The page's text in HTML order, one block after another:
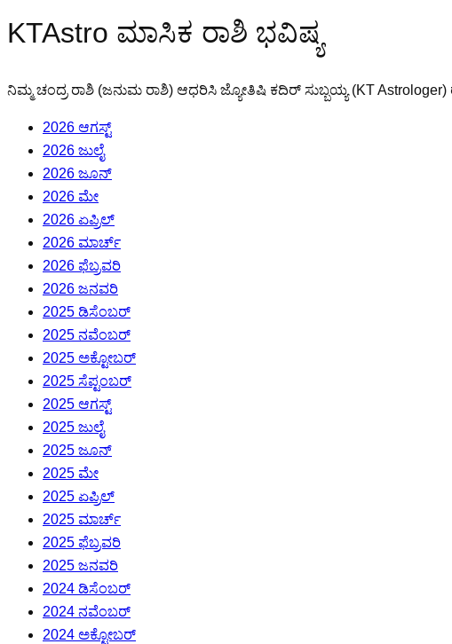
KTAstro ಮಾಸಿಕ ರಾಶಿ ಭವಿಷ್ಯ
ನಿಮ್ಮ ಚಂದ್ರ ರಾಶಿ (ಜನುಮ ರಾಶಿ) ಆಧರಿಸಿ ಜ್ಯೋತಿಷಿ ಕದಿರ್ ಸುಬ್ಬಯ್ಯ (KT Astrologer)
2026 ಆಗಸ್ಟ್
2026 ಜುಲೈ
2026 ಜೂನ್
2026 ಮೇ
2026 ಏಪ್ರಿಲ್
2026 ಮಾರ್ಚ್
2026 ಫೆಬ್ರವರಿ
2026 ಜನವರಿ
2025 ಡಿಸೆಂಬರ್
2025 ನವೆಂಬರ್
2025 ಅಕ್ಟೋಬರ್
2025 ಸೆಪ್ಟಂಬರ್
2025 ಆಗಸ್ಟ್
2025 ಜುಲೈ
2025 ಜೂನ್
2025 ಮೇ
2025 ಏಪ್ರಿಲ್
2025 ಮಾರ್ಚ್
2025 ಫೆಬ್ರವರಿ
2025 ಜನವರಿ
2024 ಡಿಸೆಂಬರ್
2024 ನವೆಂಬರ್
2024 ಅಕ್ಟೋಬರ್